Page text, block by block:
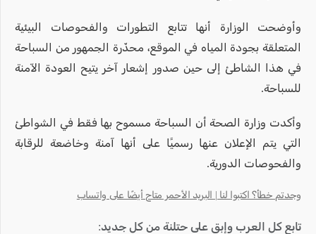
وأوضحت الوزارة أنها تتابع التطورات والفحوصات البيئية
المتعلقة بجودة المياه في الموقع، محذّرة الجمهور من السباحة
في هذا الشاطئ إلى حين صدور إشعار آخر يتيح العودة الآمنة
للسباحة.
وأكدت وزارة الصحة أن السباحة مسموح بها فقط في الشواطئ
التي يتم الإعلان عنها رسميًا على أنها آمنة وخاضعة للرقابة
والفحوصات الدورية.
وجدتم خطأ؟ اكتبوا لنا | البريد الأحمر متاح أيضًا على واتساب
تابع كل العرب وإبق على حتلنة من كل جديد: